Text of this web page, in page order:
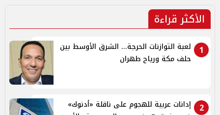
الأكثر قراءة
1
لعبة التوازنات الحرجة... الشرق الأوسط بين
حلف مكة ورياح طهران
2
إدانات عربية للهجوم على ناقلة «أدنوك»